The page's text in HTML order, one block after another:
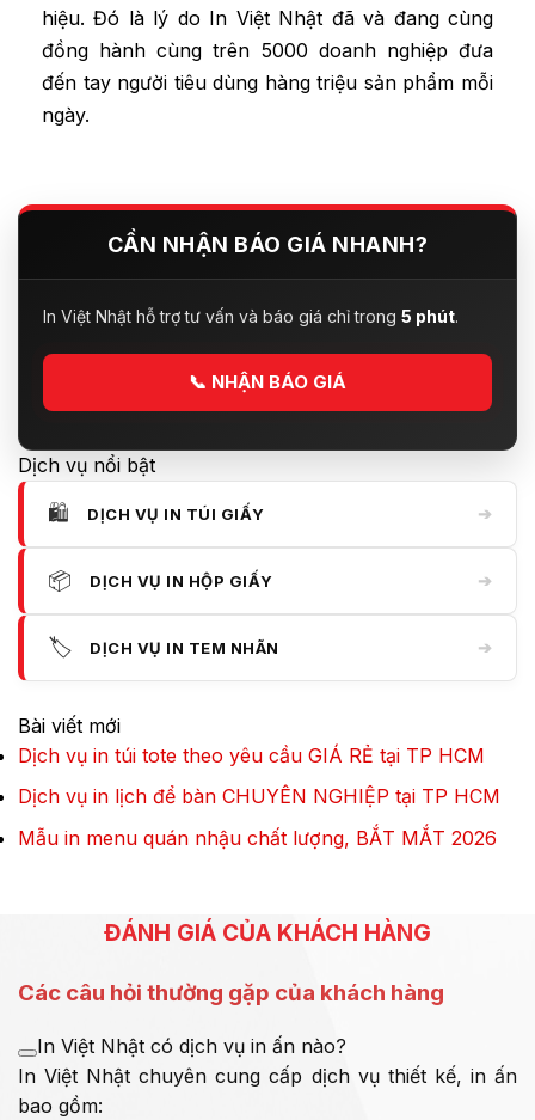
hiệu. Đó là lý do In Việt Nhật đã và đang cùng
đồng hành cùng trên 5000 doanh nghiệp đưa
đến tay người tiêu dùng hàng triệu sản phẩm mỗi
ngày.
CẦN NHẬN BÁO GIÁ NHANH?
In Việt Nhật hỗ trợ tư vấn và báo giá chỉ trong 5 phút.
📞 NHẬN BÁO GIÁ
Dịch vụ nổi bật
🛍️ DỊCH VỤ IN TÚI GIẤY ➔
📦 DỊCH VỤ IN HỘP GIẤY ➔
🏷️ DỊCH VỤ IN TEM NHÃN ➔
Bài viết mới
Dịch vụ in túi tote theo yêu cầu GIÁ RẺ tại TP HCM
Dịch vụ in lịch để bàn CHUYÊN NGHIỆP tại TP HCM
Mẫu in menu quán nhậu chất lượng, BẮT MẮT 2026
ĐÁNH GIÁ CỦA KHÁCH HÀNG
Các câu hỏi thường gặp của khách hàng
In Việt Nhật có dịch vụ in ấn nào?
In Việt Nhật chuyên cung cấp dịch vụ thiết kế, in ấn
bao gồm: